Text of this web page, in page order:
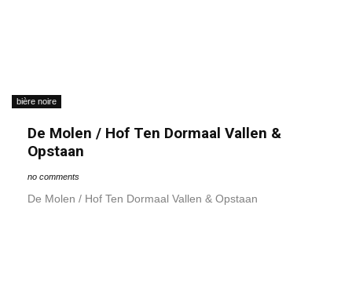
bière noire
De Molen / Hof Ten Dormaal Vallen &
Opstaan
no comments
De Molen / Hof Ten Dormaal Vallen & Opstaan